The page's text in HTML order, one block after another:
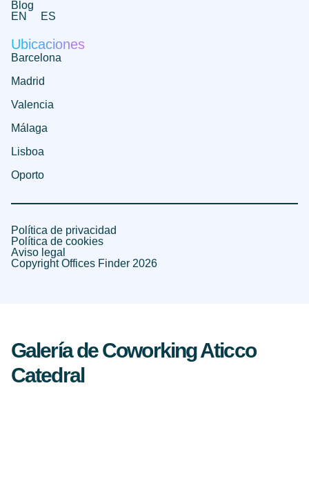
Blog
EN
ES
Ubicaciones
Barcelona
Madrid
Valencia
Málaga
Lisboa
Oporto
Política de privacidad
Política de cookies
Aviso legal
Copyright Offices Finder 2026
Galería de Coworking Aticco
Catedral